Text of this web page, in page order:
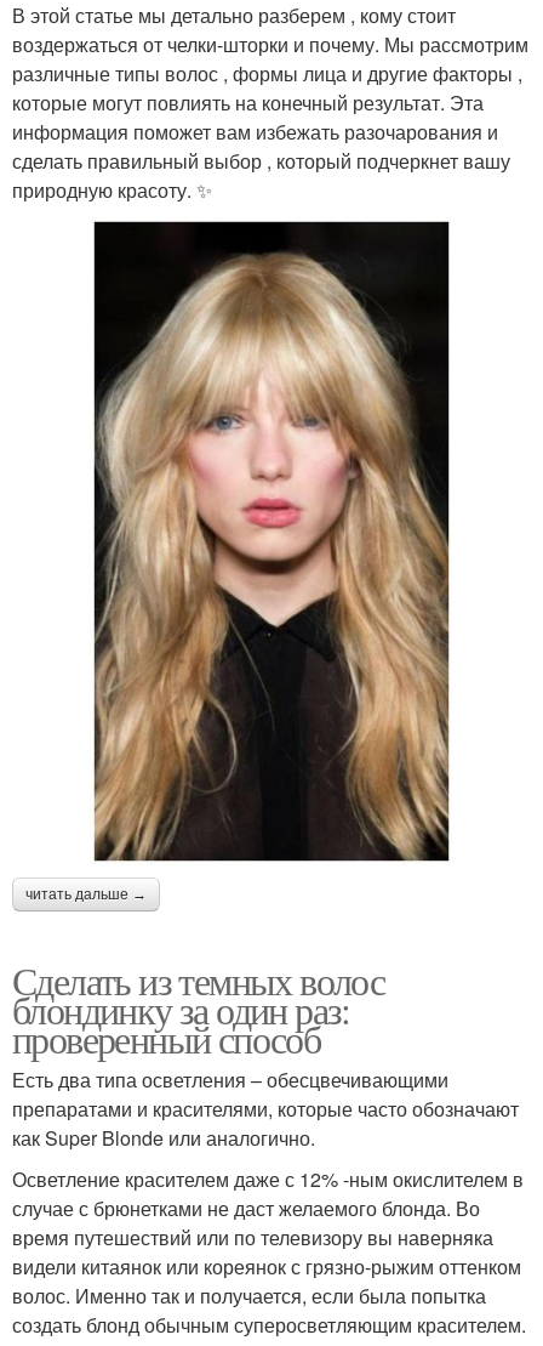
В этой статье мы детально разберем , кому стоит
воздержаться от челки-шторки и почему. Мы рассмотрим
различные типы волос , формы лица и другие факторы ,
которые могут повлиять на конечный результат. Эта
информация поможет вам избежать разочарования и
сделать правильный выбор , который подчеркнет вашу
природную красоту. ✨
читать дальше →
Сделать из темных волос
блондинку за один раз:
проверенный способ
Есть два типа осветления – обесцвечивающими
препаратами и красителями, которые часто обозначают
как Super Blonde или аналогично.
Осветление красителем даже с 12% -ным окислителем в
случае с брюнетками не даст желаемого блонда. Во
время путешествий или по телевизору вы наверняка
видели китаянок или кореянок с грязно-рыжим оттенком
волос. Именно так и получается, если была попытка
создать блонд обычным суперосветляющим красителем.